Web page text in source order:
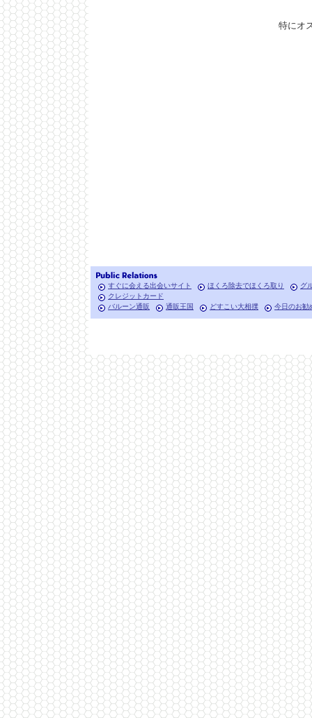
特に
すぐに会える出会いサイト ほくろ除去でほくろ取り
グ
クレジットカード
バルーン通販
通販王国 どすこい大相撲 今日のお勧